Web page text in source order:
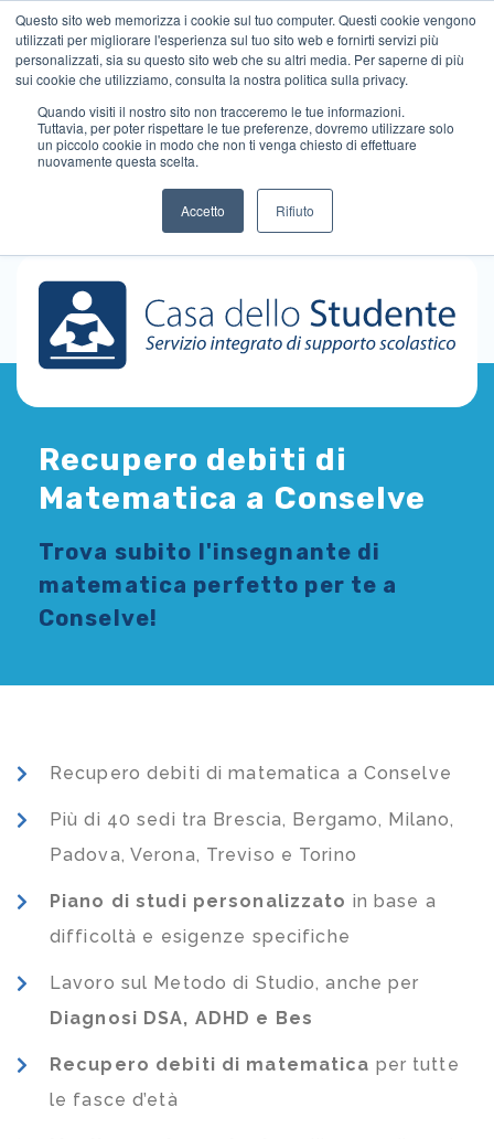
Questo sito web memorizza i cookie sul tuo computer. Questi cookie vengono
utilizzati per migliorare l'esperienza sul tuo sito web e fornirti servizi più
personalizzati, sia su questo sito web che su altri media. Per saperne di più
sui cookie che utilizziamo, consulta la nostra politica sulla privacy.
Quando visiti il ​​nostro sito non tracceremo le tue informazioni.
Tuttavia, per poter rispettare le tue preferenze, dovremo utilizzare solo
un piccolo cookie in modo che non ti venga chiesto di effettuare
nuovamente questa scelta.
Accetto Rifiuto
Recupero debiti di
Matematica a Conselve
Trova subito l'insegnante di
matematica perfetto per te a
Conselve!
Recupero debiti di matematica a Conselve
Più di 40 sedi tra Brescia, Bergamo, Milano,
Padova, Verona, Treviso e Torino
Piano di studi personalizzato in base a
difficoltà e esigenze specifiche
Lavoro sul Metodo di Studio, anche per
Diagnosi DSA, ADHD e Bes
Recupero debiti di matematica per tutte
le fasce d’età